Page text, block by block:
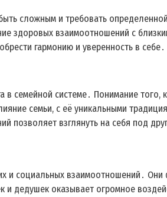
сложным и требовать
здоровых взаимоотношений с
гармонию и уверенность в себе․
в семейной системе․ Понимание
семьи, с её уникальными
взглянуть на себя под
и социальных взаимоотношений․
и дедушек оказывает огромное